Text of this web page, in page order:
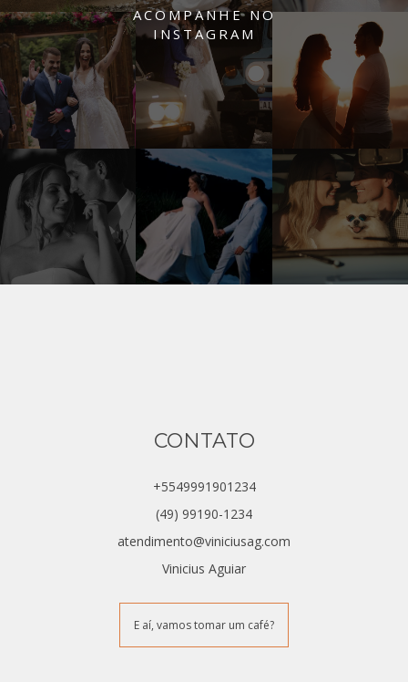
ACOMPANHE NO
INSTAGRAM
CONTATO
+5549991901234
(49) 99190-1234
atendimento@viniciusag.com
Vinicius Aguiar
E aí, vamos tomar um café?